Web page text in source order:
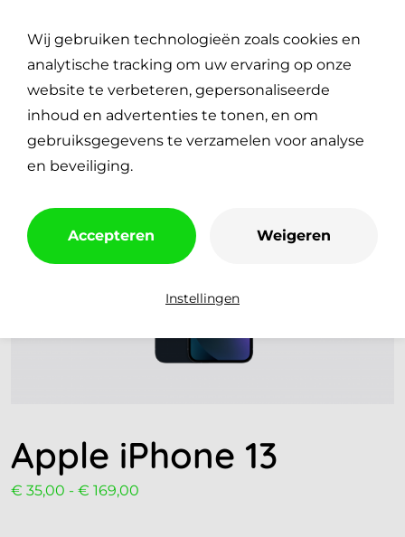
€0,00Plan je reparatie
Apple iPhone 13
€ 35,00 - € 169,00
Wij gebruiken technologieën zoals cookies en
analytische tracking om uw ervaring op onze
website te verbeteren, gepersonaliseerde
inhoud en advertenties te tonen, en om
gebruiksgegevens te verzamelen voor analyse
en beveiliging.
Accepteren Weigeren
Instellingen